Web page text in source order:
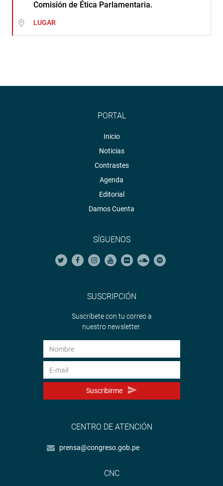
Comisión de Ética Parlamentaria.
LUGAR
PORTAL
Inicio
Noticias
Contrastes
Agenda
Editorial
Damos Cuenta
SÍGUENOS
SUSCRIPCIÓN
Suscríbete con tu correo a
nuestro newsletter.
Suscribirme
CENTRO DE ATENCIÓN
prensa@congreso.gob.pe
CNC